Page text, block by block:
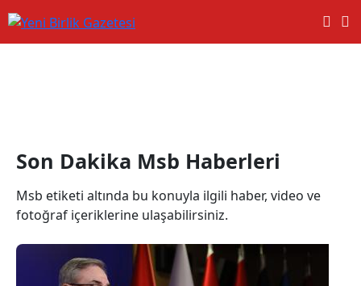
Son Dakika Msb Haberleri
Msb etiketi altında bu konuyla ilgili haber, video ve
fotoğraf içeriklerine ulaşabilirsiniz.